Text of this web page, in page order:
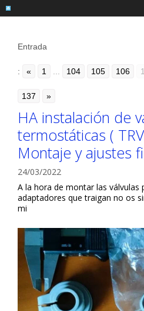
Saltar
al
Entrada
: « 1 104 105 106
137 »
HA instalación de
termostáticas (
Montaje y ajustes
24/03/2022
A la hora de montar las válvulas
adaptadores que traigan no os
mi